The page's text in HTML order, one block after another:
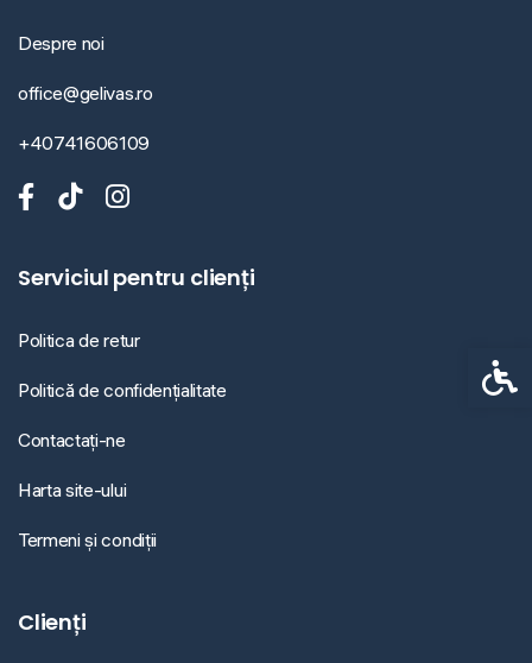
Despre noi
office@gelivas.ro
+40741606109
Serviciul pentru clienți
Politica de retur
Politică de confidențialitate
Contactați-ne
Harta site-ului
Termeni și condiții
Clienți